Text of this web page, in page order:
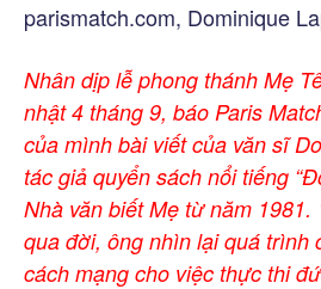
parismatch.com, Dominique
Nhân dịp lễ phong thánh Mẹ
nhật 4 tháng 9, báo Paris
của mình bài viết của văn sĩ
tác giả quyển sách nổi tiếng
Nhà văn biết Mẹ từ năm 1981.
qua đời, ông nhìn lại quá trình
cách mạng cho việc thực thi